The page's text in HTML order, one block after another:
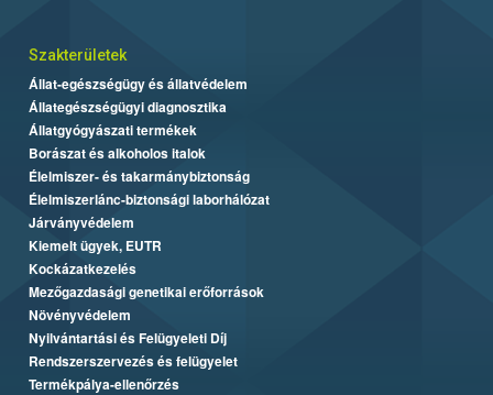
Szakterületek
Állat-egészségügy és állatvédelem
Állategészségügyi diagnosztika
Állatgyógyászati termékek
Borászat és alkoholos italok
Élelmiszer- és takarmánybiztonság
Élelmiszerlánc-biztonsági laborhálózat
Járványvédelem
Kiemelt ügyek, EUTR
Kockázatkezelés
Mezőgazdasági genetikai erőforrások
Növényvédelem
Nyilvántartási és Felügyeleti Díj
Rendszerszervezés és felügyelet
Termékpálya-ellenőrzés